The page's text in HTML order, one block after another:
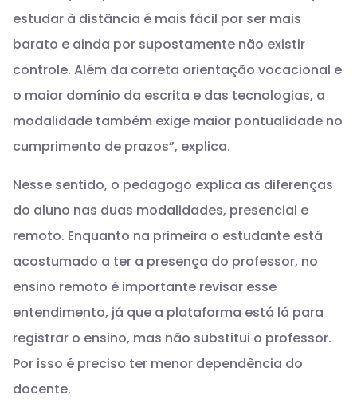
estudar à distância é mais fácil por ser mais
barato e ainda por supostamente não existir
controle. Além da correta orientação vocacional e
o maior domínio da escrita e das tecnologias, a
modalidade também exige maior pontualidade no
cumprimento de prazos”, explica.
Nesse sentido, o pedagogo explica as diferenças
do aluno nas duas modalidades, presencial e
remoto. Enquanto na primeira o estudante está
acostumado a ter a presença do professor, no
ensino remoto é importante revisar esse
entendimento, já que a plataforma está lá para
registrar o ensino, mas não substitui o professor.
Por isso é preciso ter menor dependência do
docente.